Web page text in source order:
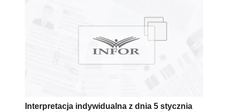
Interpretacja indywidualna z dnia 5 stycznia